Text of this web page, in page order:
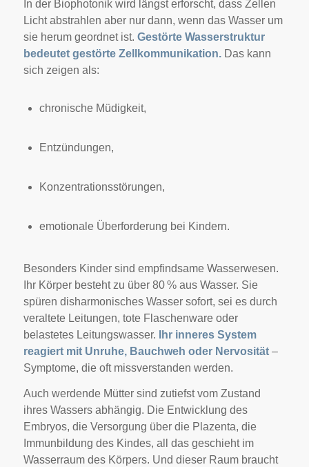
In der Biophotonik wird längst erforscht, dass Zellen
Licht abstrahlen aber nur dann, wenn das Wasser um
sie herum geordnet ist. Gestörte Wasserstruktur
bedeutet gestörte Zellkommunikation.Das kann
sich zeigen als:
chronische Müdigkeit,
Entzündungen,
Konzentrationsstörungen,
emotionale Überforderung bei Kindern.
Besonders Kinder sind empfindsame Wasserwesen.
Ihr Körper besteht zu über 80 % aus Wasser. Sie
spüren disharmonisches Wasser sofort, sei es durch
veraltete Leitungen, tote Flaschenware oder
belastetes Leitungswasser.
Ihr inneres System
reagiert mit Unruhe, Bauchweh oder Nervosität–
Symptome, die oft missverstanden werden.
Auch werdende Mütter sind zutiefst vom Zustand
ihres Wassers abhängig. Die Entwicklung des
Embryos, die Versorgung über die Plazenta, die
Immunbildung des Kindes, all das geschieht im
Wasserraum des Körpers. Und dieser Raum braucht